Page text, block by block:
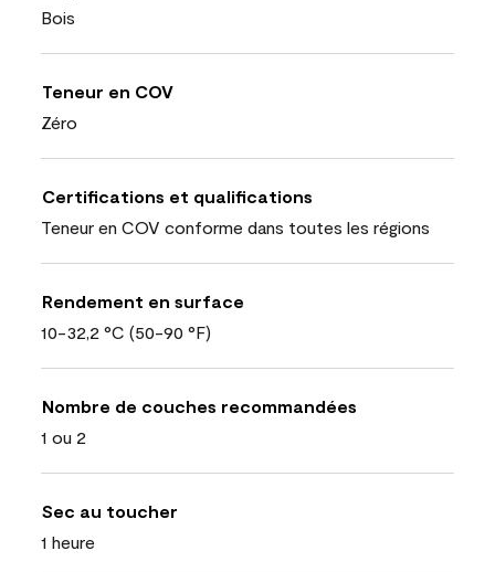
Bois
Teneur en COV
Zéro
Certifications et qualifications
Teneur en COV conforme dans toutes les régions
Rendement en surface
10-32,2 °C (50-90 °F)
Nombre de couches recommandées
1 ou 2
Sec au toucher
1 heure